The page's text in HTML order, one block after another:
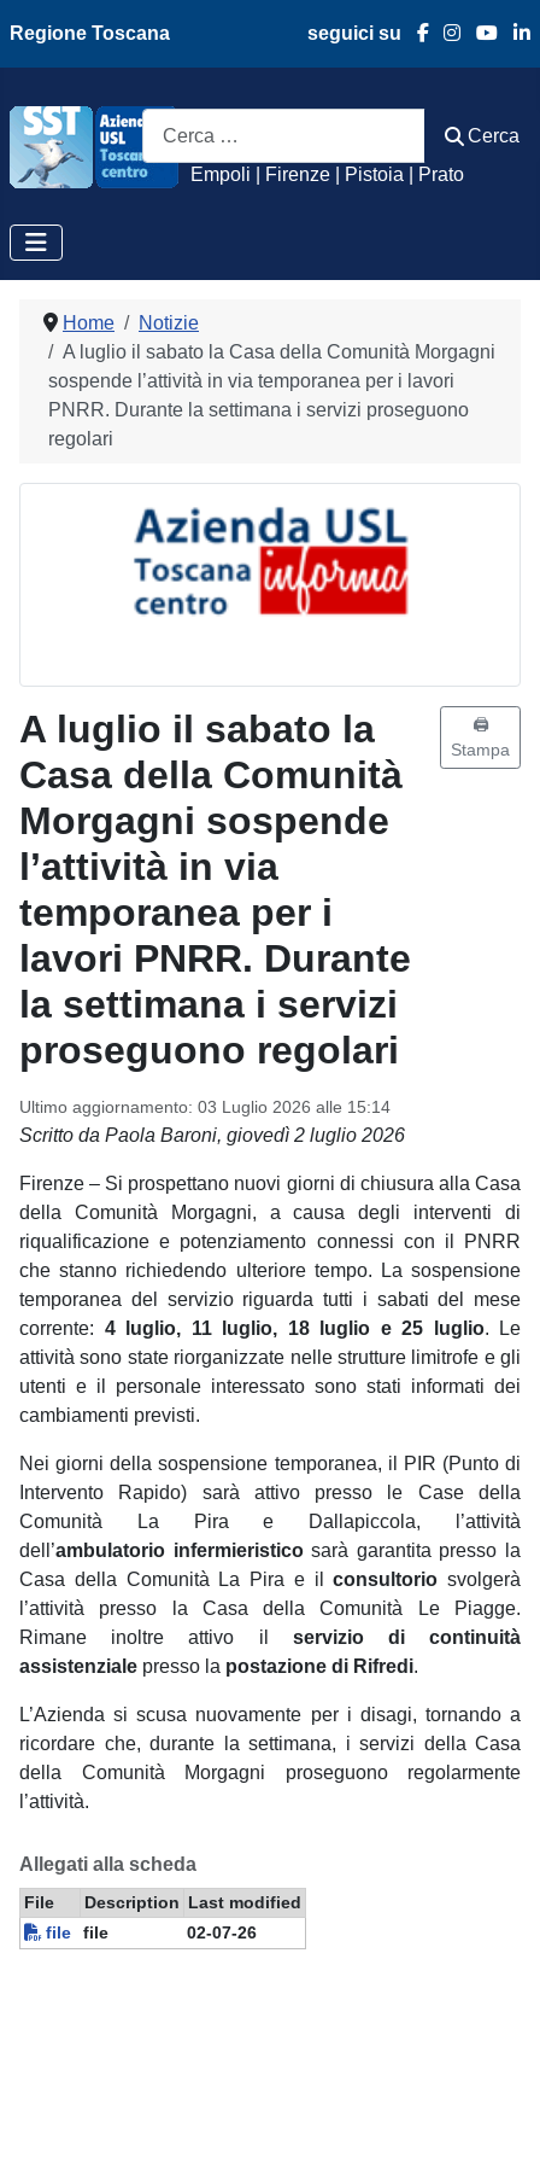
Regione Toscana seguici su
Azienda Usl
Empoli | Firenze | Pistoia | Prato
Cerca
Cerca
Home
Notizie
A luglio il sabato la Casa della Comunità Morgagni
sospende l’attività in via temporanea per i lavori
PNRR. Durante la settimana i servizi proseguono
regolari
A luglio il sabato la
Casa della Comunità
Morgagni sospende
l’attività in via
temporanea per i
lavori PNRR. Durante
la settimana i servizi
proseguono regolari
Ultimo aggiornamento: 03 Luglio 2026 alle 15:14
🖨️
Stampa
Scritto da Paola Baroni, giovedì 2 luglio 2026
Firenze – Si prospettano nuovi giorni di chiusura alla Casa
della Comunità Morgagni, a causa degli interventi di
riqualificazione e potenziamento connessi con il PNRR
che stanno richiedendo ulteriore tempo. La sospensione
temporanea del servizio riguarda tutti i sabati del mese
corrente: 4 luglio, 11 luglio, 18 luglio e 25 luglio. Le
attività sono state riorganizzate nelle strutture limitrofe e gli
utenti e il personale interessato sono stati informati dei
cambiamenti previsti.
Nei giorni della sospensione temporanea, il PIR (Punto di
Intervento Rapido) sarà attivo presso le Case della
Comunità La Pira e Dallapiccola, l’attività
dell’ambulatorio infermieristicosarà garantita presso la
Casa della Comunità La Pira e ilconsultorio svolgerà
l’attività presso la Casa della Comunità Le Piagge.
Rimane inoltre attivo il servizio di continuità
assistenziale presso la postazione di Rifredi.
L’Azienda si scusa nuovamente per i disagi, tornando a
ricordare che, durante la settimana, i servizi della Casa
della Comunità Morgagni proseguono regolarmente
l’attività.
Allegati alla scheda
File Description Last modified
file
file 02-07-26